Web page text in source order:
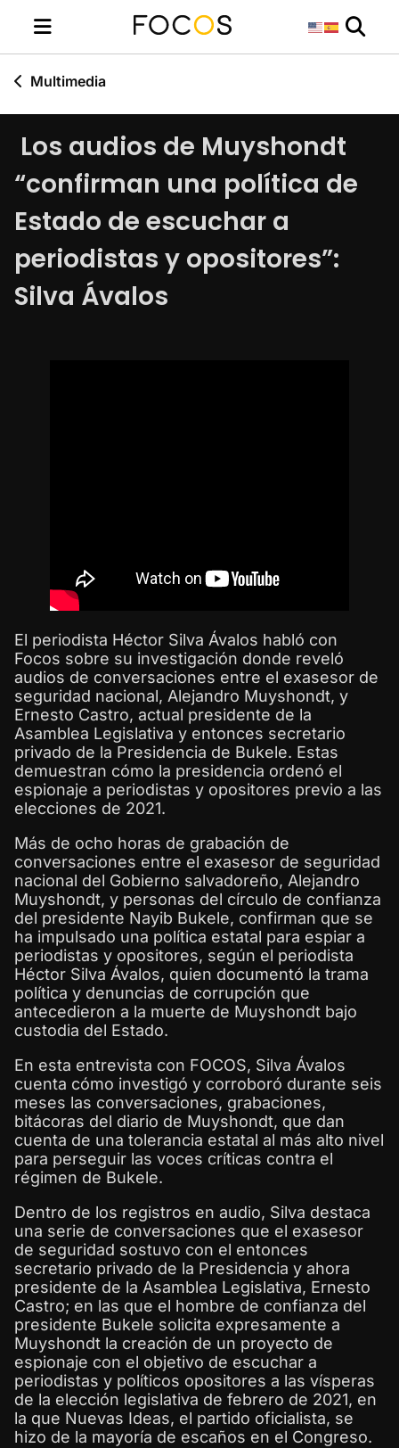
Multimedia
Los audios de Muyshondt
“confirman una política de
Estado de escuchar a
periodistas y opositores”:
Silva Ávalos
El periodista Héctor Silva Ávalos habló con
Focos sobre su investigación donde reveló
audios de conversaciones entre el exasesor de
seguridad nacional, Alejandro Muyshondt, y
Ernesto Castro, actual presidente de la
Asamblea Legislativa y entonces secretario
privado de la Presidencia de Bukele. Estas
demuestran cómo la presidencia ordenó el
espionaje a periodistas y opositores previo a las
elecciones de 2021.
Más de ocho horas de grabación de
conversaciones entre el exasesor de seguridad
nacional del Gobierno salvadoreño, Alejandro
Muyshondt, y personas del círculo de confianza
del presidente Nayib Bukele, confirman que se
ha impulsado una política estatal para espiar a
periodistas y opositores, según el periodista
Héctor Silva Ávalos, quien documentó la trama
política y denuncias de corrupción que
antecedieron a la muerte de Muyshondt bajo
custodia del Estado.
En esta entrevista con FOCOS, Silva Ávalos
cuenta cómo investigó y corroboró durante seis
meses las conversaciones, grabaciones,
bitácoras del diario de Muyshondt, que dan
cuenta de una tolerancia estatal al más alto nivel
para perseguir las voces críticas contra el
régimen de Bukele.
Dentro de los registros en audio, Silva destaca
una serie de conversaciones que el exasesor
de seguridad sostuvo con el entonces
secretario privado de la Presidencia y ahora
presidente de la Asamblea Legislativa, Ernesto
Castro; en las que el hombre de confianza del
presidente Bukele solicita expresamente a
Muyshondt la creación de un proyecto de
espionaje con el objetivo de escuchar a
periodistas y políticos opositores a las vísperas
de la elección legislativa de febrero de 2021, en
la que Nuevas Ideas, el partido oficialista, se
hizo de la mayoría de escaños en el Congreso.